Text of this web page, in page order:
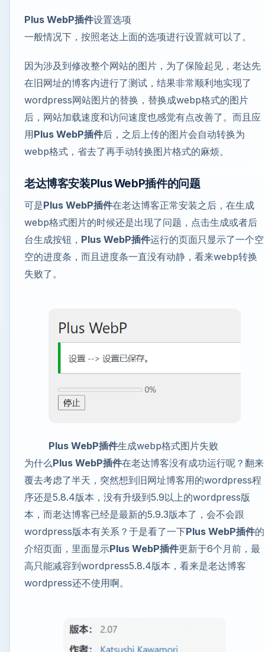
Plus WebP插件设置选项
一般情况下，按照老达上面的选项进行设置就可以了。
因为涉及到修改整个网站的图片，为了保险起见，老达先
在旧网址的博客内进行了测试，结果非常顺利地实现了
wordpress网站图片的替换，替换成webp格式的图片
后，网站加载速度和访问速度也感觉有点改善了。而且应
用Plus WebP插件后，之后上传的图片会自动转换为
webp格式，省去了再手动转换图片格式的麻烦。
老达博客安装Plus WebP插件的问题
可是Plus WebP插件在老达博客正常安装之后，在生成
webp格式图片的时候还是出现了问题，点击生成或者后
台生成按钮， Plus WebP插件运行的页面只显示了一个空
空的进度条，而且进度条一直没有动静，看来webp转换
失败了。
Plus WebP插件生成webp格式图片失败
为什么Plus WebP插件在老达博客没有成功运行呢？翻来
覆去考虑了半天，突然想到旧网址博客用的wordpress程
序还是5.8.4版本，没有升级到5.9以上的wordpress版
本，而老达博客已经是最新的5.9.3版本了，会不会跟
wordpress版本有关系？于是看了一下Plus WebP插件的
介绍页面，里面显示Plus WebP插件更新于6个月前，最
高只能减容到wordpress5.8.4版本，看来是老达博客
wordpress还不使用啊。